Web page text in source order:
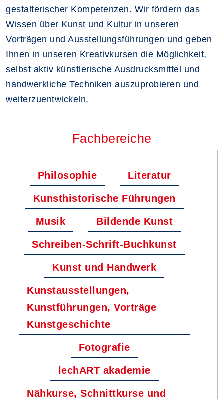
gestalterischer Kompetenzen. Wir fördern das
Wissen über Kunst und Kultur in unseren
Vorträgen und Ausstellungsführungen und geben
Ihnen in unseren Kreativkursen die Möglichkeit,
selbst aktiv künstlerische Ausdrucksmittel und
handwerkliche Techniken auszuprobieren und
weiterzuentwickeln.
Fachbereiche
Philosophie Literatur
Kunsthistorische Führungen
Musik Bildende Kunst
Schreiben-Schrift-Buchkunst
Kunst und Handwerk
Kunstausstellungen,
Kunstführungen, Vorträge
Kunstgeschichte
Fotografie
lechART akademie
Nähkurse, Schnittkurse und